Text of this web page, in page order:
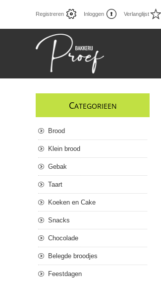
Registreren Inloggen Verlanglijst
CATEGORIEEN
Brood
Klein brood
Gebak
Taart
Koeken en Cake
Snacks
Chocolade
Belegde broodjes
Feestdagen